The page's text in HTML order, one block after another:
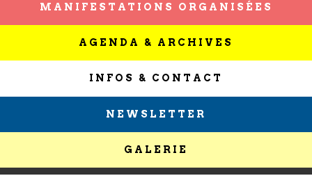
MANIFESTATIONS ORGANISÉES
AGENDA & ARCHIVES
INFOS & CONTACT
NEWSLETTER
GALERIE